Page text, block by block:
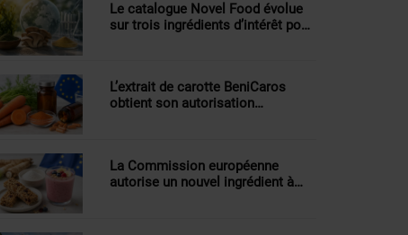
Le catalogue Novel Food évolue
sur trois ingrédients d’intérêt pour
L’extrait de carotte BeniCaros
obtient son autorisation
La Commission européenne
autorise un nouvel ingrédient à